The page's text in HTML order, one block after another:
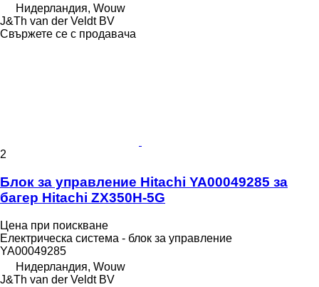
Нидерландия, Wouw
J&Th van der Veldt BV
Свържете се с продавача
2
Блок за управление Hitachi YA00049285 за
багер Hitachi ZX350H-5G
Цена при поискване
Електрическа система - блок за управление
YA00049285
Нидерландия, Wouw
J&Th van der Veldt BV